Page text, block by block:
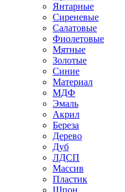
Янтарные
Сиреневые
Салатовые
Фиолетовые
Мятные
Золотые
Синие
Материал
МДФ
Эмаль
Акрил
Береза
Дерево
Дуб
ЛДСП
Массив
Пластик
Шпон